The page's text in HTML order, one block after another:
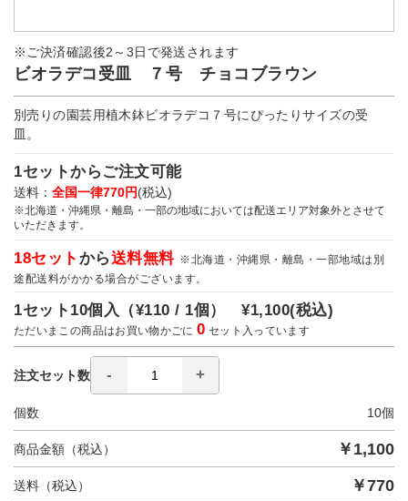
※ご決済確認後2～3日で発送されます
ビオラデコ受皿 ７号 チョコブラウン
別売りの園芸用植木鉢ビオラデコ７号にぴったりサイズの受
皿。
1セットからご注文可能
送料： 全国一律770円(税込)
※北海道・沖縄県・離島・一部の地域においては配送エリア対象外とさせて
いただきます。
18セット から送料無料 ※北海道・沖縄県・離島・一部地域は別
途配送料がかかる場合がございます。
1セット10個入（¥110 / 1個）¥1,100(税込)
ただいまこの商品はお買い物かごに0 セット入っています
注文セット数
個数 10個
商品金額（税込） ￥ 1,100
送料（税込） ￥770